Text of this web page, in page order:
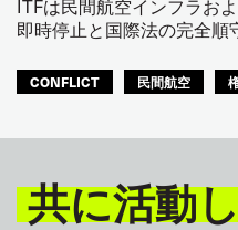
ITFは民間航空インフラお
即時停止と国際法の完全順
CONFLICT 民間航空
共に活動